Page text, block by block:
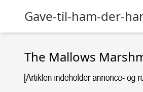
Gave-til-ham-der-
The Mallows